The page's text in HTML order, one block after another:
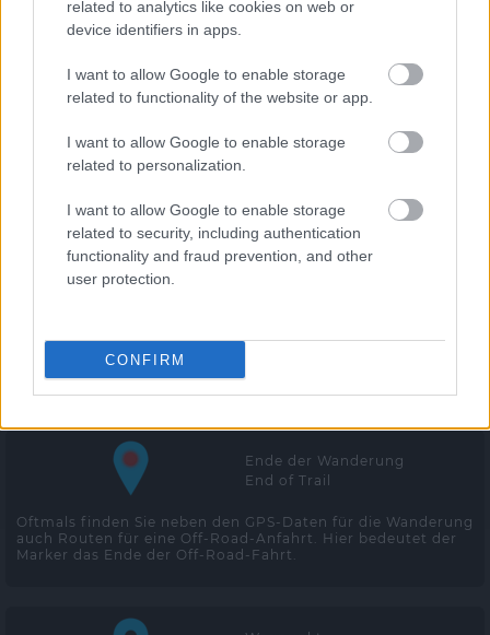
related to analytics like cookies on web or
device identifiers in apps.
I want to allow Google to enable storage
related to functionality of the website or app.
I want to allow Google to enable storage
related to personalization.
I want to allow Google to enable storage
related to security, including authentication
functionality and fraud prevention, and other
user protection.
CONFIRM
Karte entsperren
Unlock map
Oftmals finden Sie neben den GPS-Daten für die Wanderung
auch Routen für eine Off-Road-Anfahrt. Hier bedeutet der
Marker den Beginn der Off-Road-Fahrt.
Ende der Wanderung
End of Trail
Oftmals finden Sie neben den GPS-Daten für die Wanderung
auch Routen für eine Off-Road-Anfahrt. Hier bedeutet der
Marker das Ende der Off-Road-Fahrt.